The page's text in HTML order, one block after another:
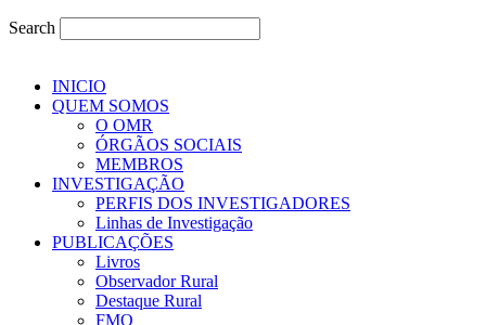
Search
INICIO
QUEM SOMOS
O OMR
ÓRGÃOS SOCIAIS
MEMBROS
INVESTIGAÇÃO
PERFIS DOS INVESTIGADORES
Linhas de Investigação
PUBLICAÇÕES
Livros
Observador Rural
Destaque Rural
FMO